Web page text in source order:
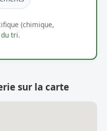
(chimique,
tri.
sur la carte